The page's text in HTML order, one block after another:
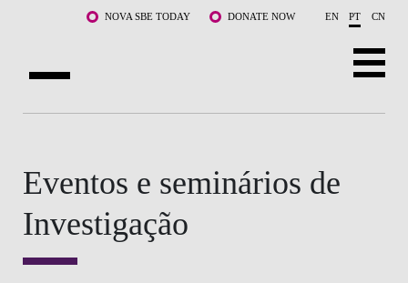
Saltar para o conteúdo principalNOVA SBE TODAY DONATE NOW EN PT CN
Eventos e seminários de
Investigação